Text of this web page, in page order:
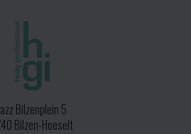
Bilzenplein 5
Bilzen-Hoeselt